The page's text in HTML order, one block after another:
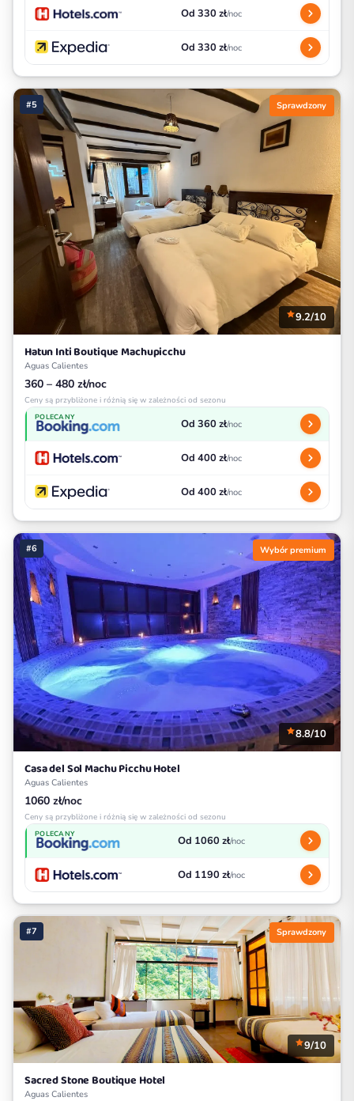
Od 330 zł/noc
Od 330 zł/noc
#5 Sprawdzony
9.2/10
Hatun Inti Boutique Machupicchu
Aguas Calientes
360 – 480 zł/noc
Ceny są przybliżone i różnią się w zależności od sezonu
POLECANY Od 360 zł/noc
Od 400 zł/noc
Od 400 zł/noc
#6 Wybór premium
8.8/10
Casa del Sol Machu Picchu Hotel
Aguas Calientes
1060 zł/noc
Ceny są przybliżone i różnią się w zależności od sezonu
POLECANY Od 1060 zł/noc
Od 1190 zł/noc
#7 Sprawdzony
9/10
Sacred Stone Boutique Hotel
Aguas Calientes